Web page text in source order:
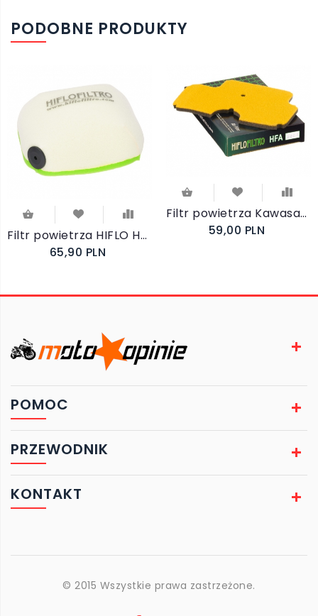
PODOBNE PRODUKTY
Filtr powietrza HIFLO HFF5019 KTM Husqvarna
65,90 PLN
Filtr powietrza Kawasaki KLE 650 Versys City 2011
59,00 PLN
POMOC
PRZEWODNIK
KONTAKT
© 2015 Wszystkie prawa zastrzeżone.